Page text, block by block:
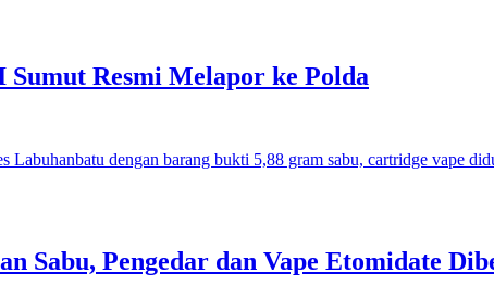
Resmi Melapor ke Polda
Sabu, Pengedar dan Vape Etomidate